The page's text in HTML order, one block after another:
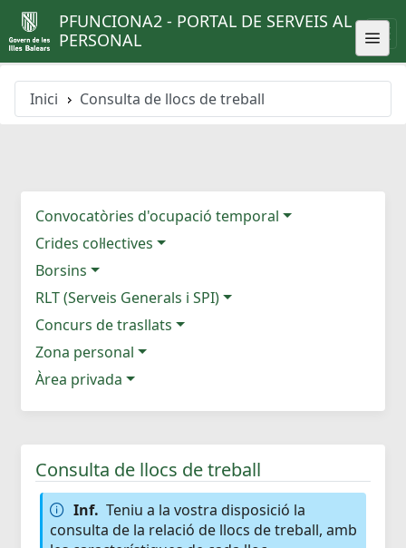
PFUNCIONA2 - PORTAL DE SERVEIS AL
PERSONAL
Inici Consulta de llocs de treball
Convocatòries d'ocupació temporal
Crides col·lectives
Borsins
RLT (Serveis Generals i SPI)
Concurs de trasllats
Zona personal
Àrea privada
Consulta de llocs de treball
Inf. Teniu a la vostra disposició la
consulta de la relació de llocs de treball, amb